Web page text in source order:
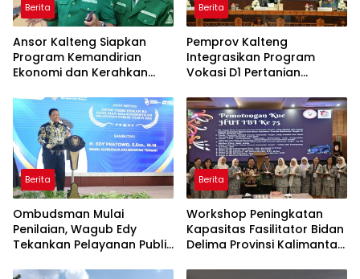
Berita
Ansor Kalteng Siapkan
Program Kemandirian
Ekonomi dan Kerahkan
Karhutla
Berita
Pemprov Kalteng
Integrasikan Program
Vokasi D1 Pertanian
Berita
Ombudsman Mulai
Penilaian, Wagub Edy
Tekankan Pelayanan Publik
Berita
Workshop Peningkatan
Kapasitas Fasilitator Bidan
Delima Provinsi Kalimantan